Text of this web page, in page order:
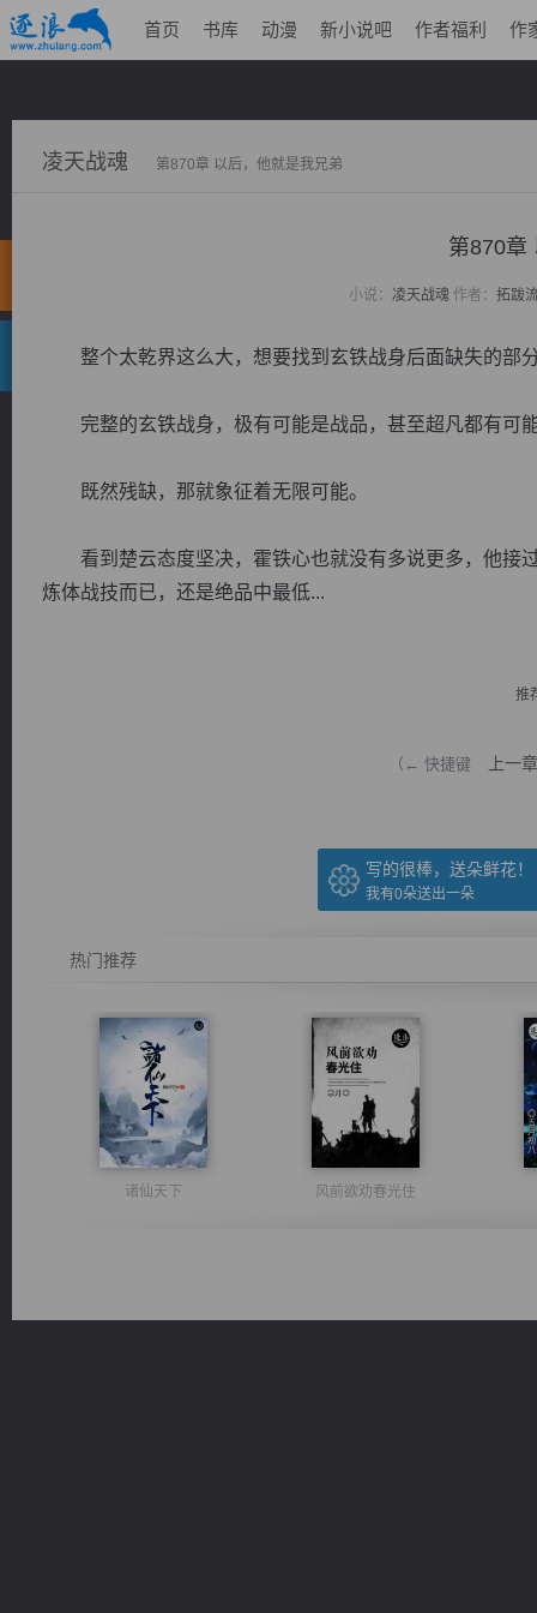
首页 书库 动漫 新小说吧 作者福利 作
凌天战魂 第870章 以后，他就是我兄弟
第870章
小说： 凌天战魂作者： 拓跋
整个太乾界这么大，想要找到玄铁战身后面缺失的部
完整的玄铁战身，极有可能是战品，甚至超凡都有可
既然残缺，那就象征着无限可能。
看到楚云态度坚决，霍铁心也就没有多说更多，他接
炼体战技而已，还是绝品中最低...
推
（← 快捷键 上一章
写的很棒，送朵鲜花！
我有0朵送出一朵
热门推荐
诸仙天下 风前欲劝春光住